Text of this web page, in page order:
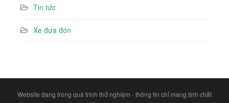
Tin tức
Xe đưa đón
Website đang trong quá trình thử nghiệm - thông tin chỉ mang tính chất